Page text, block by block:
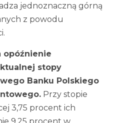
jednoznaczną górną
z powodu
opóźnienie
stopy
Banku Polskiego
Przy stopie
3,75 procent ich